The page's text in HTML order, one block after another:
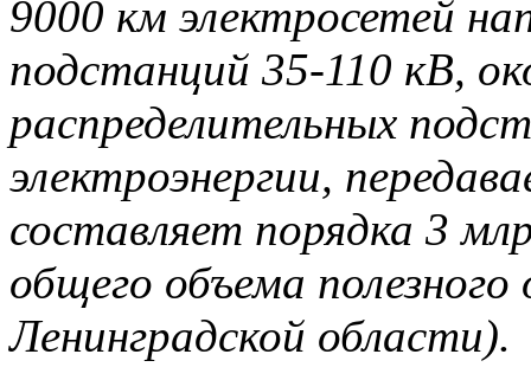
9000 км электросетей
подстанций 35-110 кВ,
распределительных
электроэнергии,
составляет порядка 3
общего объема полезного
Ленинградской области).